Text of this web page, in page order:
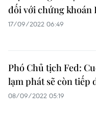
đối với chứng khoán
17/09/2022 06:49
Phó Chủ tịch Fed:
lạm phát sẽ còn tiếp
08/09/2022 05:19